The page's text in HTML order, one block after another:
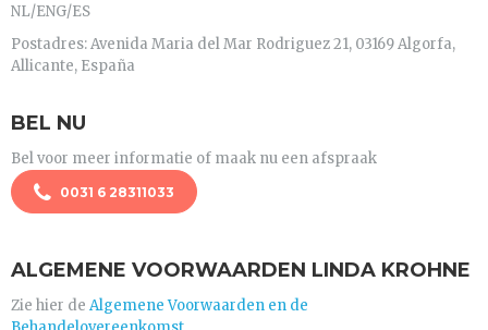
NL/ENG/ES
Postadres: Avenida Maria del Mar Rodriguez 21, 03169 Algorfa,
Allicante, España
BEL NU
Bel voor meer informatie of maak nu een afspraak
0031 6 28311033
ALGEMENE VOORWAARDEN LINDA KROHNE
Zie hier de Algemene Voorwaarden en de